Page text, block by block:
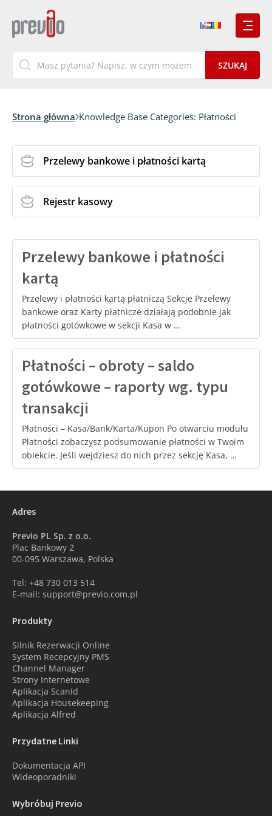
Strona główna Knowledge Base Categories: Płatności
Przelewy bankowe i płatności kartą
Rejestr kasowy
Przelewy bankowe i płatności
kartą
Przelewy i płatności kartą płatniczą Sekcje Przelewy
bankowe oraz Karty płatnicze działają podobnie jak
płatności gotówkowe w sekcji Kasa w …
Płatności – obroty – saldo
gotówkowe – raporty wg. typu
transakcji
Płatności – Kasa/Bank/Karta/Kupon Po otwarciu modułu
Płatności zobaczysz podsumowanie płatności w Twoim
obiekcie. Jeśli wejdziesz do nich przez sekcję Kasa, …
Adres
Previo PL Sp. z o.o.
Plac Bankowy 2
00-095 Warszawa, Polska
Tel: +48 730 013 514
E-mail: support@previo.com.pl
Produkty
Silnik Rezerwacji Online
System Recepcyjny PMS
Channel Manager
Strony Internetowe
Aplikacja ScanId
Aplikacja Housekeeping
Aplikacja Alfred
Przydatne Linki
Dokumentacja API
Wideoporadniki
Wybróbuj Previo